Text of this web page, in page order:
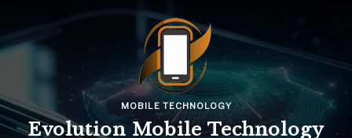
MOBILE TECHNOLOGY
Evolution Mobile Technology